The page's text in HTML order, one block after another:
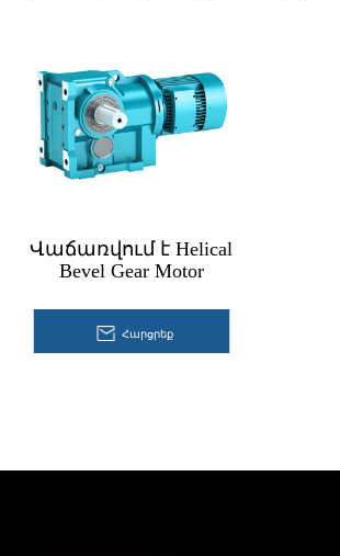
Վաճառվում է Helical
Bevel Gear Motor
Հարցրեք